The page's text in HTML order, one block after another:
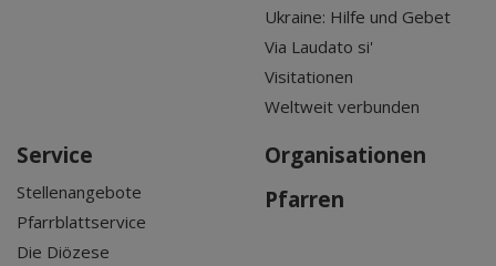
Ukraine: Hilfe und Gebet
Via Laudato si'
Visitationen
Weltweit verbunden
Service
Stellenangebote
Pfarrblattservice
Die Diözese
Organisationen
Pfarren